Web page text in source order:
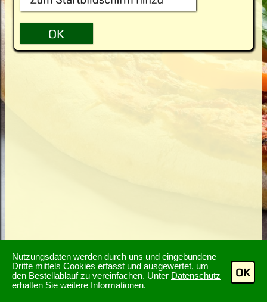
Nutzungsdaten werden durch uns und eingebundene
Dritte mittels Cookies erfasst und ausgewertet, um
den Bestellablauf zu vereinfachen. Unter Datenschutz
erhalten Sie weitere Informationen.
OK